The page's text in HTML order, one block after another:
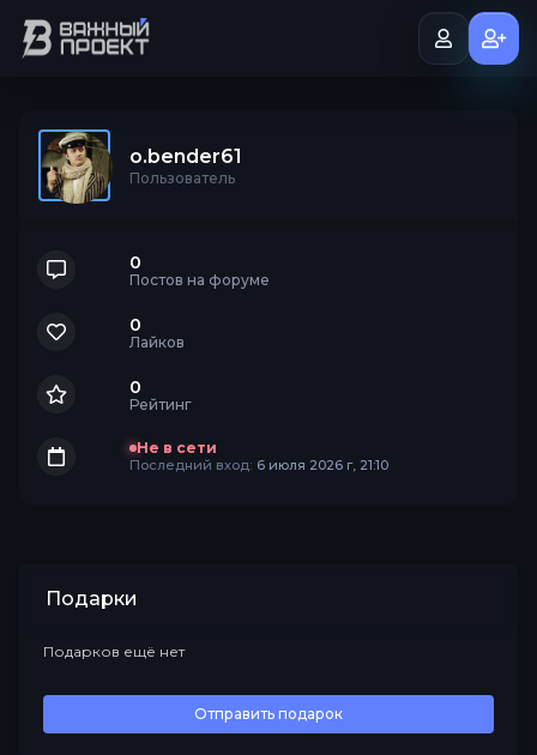
o.bender61
Пользователь
0
Постов на форуме
0
Лайков
0
Рейтинг
Не в сети
Последний вход: 6 июля 2026 г, 21:10
Подарки
Все
Подарков ещё нет
Отправить подарок